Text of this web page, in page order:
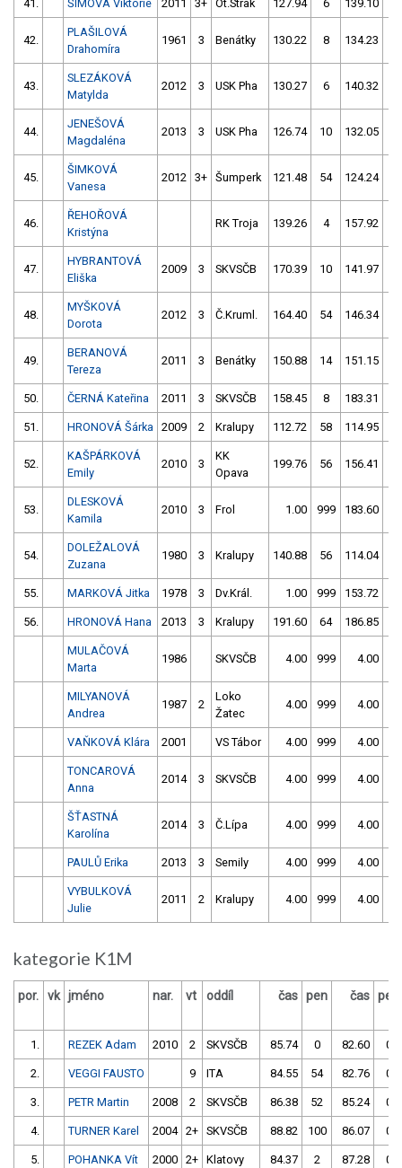
41. ŠÍMOVÁ Viktorie 2011 3+ Ot.Strak 127.94 6 139.10
42.
PLAŠILOVÁ
Drahomíra
1961 3 Benátky 130.22 8 134.23
43.
SLEZÁKOVÁ
Matylda
2012 3 USK Pha 130.27 6 140.32
44.
JENEŠOVÁ
Magdaléna
2013 3 USK Pha 126.74 10 132.05
45.
ŠIMKOVÁ
Vanesa
2012 3+ Šumperk 121.48 54 124.24
46.
ŘEHOŘOVÁ
Kristýna
RK Troja 139.26 4 157.92
47.
HYBRANTOVÁ
Eliška
2009 3 SKVSČB 170.39 10 141.97
48.
MYŠKOVÁ
Dorota
2012 3 Č.Kruml. 164.40 54 146.34
49.
BERANOVÁ
Tereza
2011 3 Benátky 150.88 14 151.15
50. ČERNÁ Kateřina 2011 3 SKVSČB 158.45 8 183.31
51. HRONOVÁ Šárka 2009 2 Kralupy 112.72 58 114.95
52.
KAŠPÁRKOVÁ
Emily
2010 3
KK
Opava
199.76 56 156.41
53.
DLESKOVÁ
Kamila
2010 3 Frol 1.00 999 183.60
54.
DOLEŽALOVÁ
Zuzana
1980 3 Kralupy 140.88 56 114.04
55. MARKOVÁ Jitka 1978 3 Dv.Král. 1.00 999 153.72
56. HRONOVÁ Hana 2013 3 Kralupy 191.60 64 186.85
MULAČOVÁ
Marta
1986 SKVSČB 4.00 999 4.00
MILYANOVÁ
Andrea
1987 2
Loko
Žatec
4.00 999 4.00
VAŇKOVÁ Klára 2001 VS Tábor 4.00 999 4.00
TONCAROVÁ
Anna
2014 3 SKVSČB 4.00 999 4.00
ŠŤASTNÁ
Karolína
2014 3 Č.Lípa 4.00 999 4.00
PAULŮ Erika 2013 3 Semily 4.00 999 4.00
VYBULKOVÁ
Julie
2011 2 Kralupy 4.00 999 4.00
kategorie K1M
por. vk jméno nar. vt oddíl čas pen čas pen
1. REZEK Adam 2010 2 SKVSČB 85.74 0 82.60 0
2. VEGGI FAUSTO 9 ITA 84.55 54 82.76 0
3. PETR Martin 2008 2 SKVSČB 86.38 52 85.24 0
4. TURNER Karel 2004 2+ SKVSČB 88.82 100 86.07 0
5. POHANKA Vít 2000 2+ Klatovy 84.37 2 87.28 0